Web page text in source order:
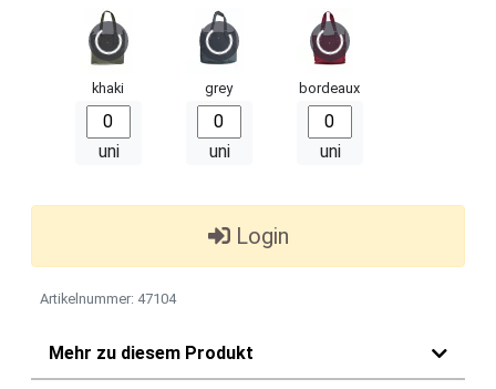
khaki
uni
grey
uni
bordeaux
uni
Login
Artikelnummer: 47104
Mehr zu diesem Produkt